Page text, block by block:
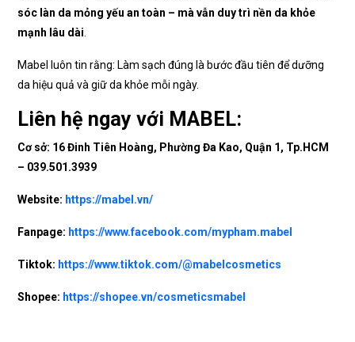
sóc làn da mỏng yếu an toàn – mà vẫn duy trì nền da khỏe
mạnh lâu dài
Mabel luôn tin rằng: Làm sạch đúng là bước đầu tiên để dưỡng
da hiệu quả và giữ da khỏe mỗi ngày.
Liên hệ ngay với MABEL:
Cơ sở: 16 Đinh Tiên Hoàng, Phường Đa Kao, Quận 1, Tp.HCM
– 039.501.3939
Website: https://mabel.vn/
Fanpage: https://www.facebook.com/mypham.mabel
Tiktok: https://www.tiktok.com/@mabelcosmetics
Shopee: https://shopee.vn/cosmeticsmabel